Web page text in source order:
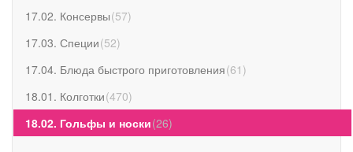
17.02. Консервы(57)
17.03. Специи(52)
17.04. Блюда быстрого приготовления(61 )
18.01. Колготки(470)
18.02. Гольфы и носки(26)